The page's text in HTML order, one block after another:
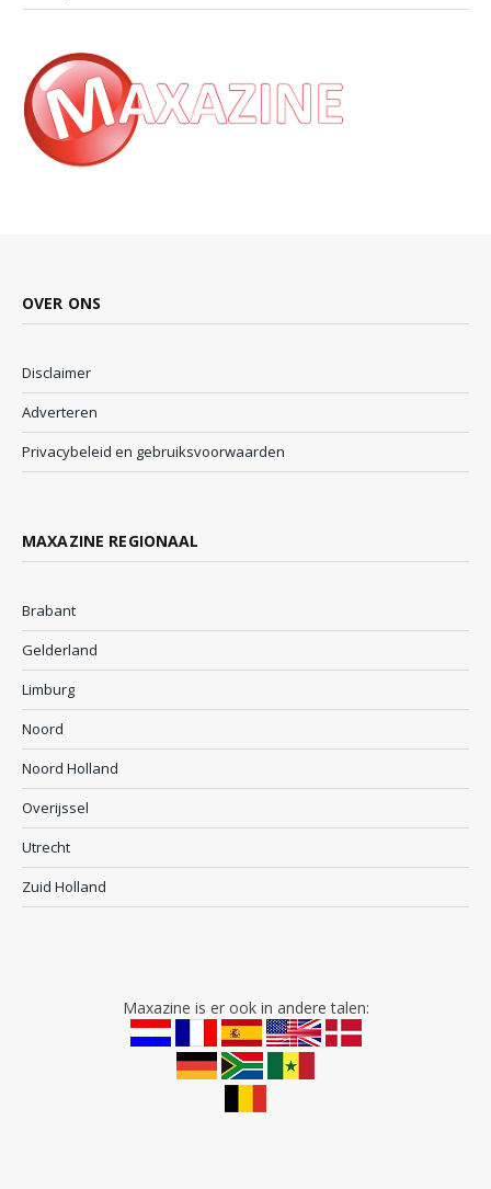
OVER ONS
Disclaimer
Adverteren
Privacybeleid en gebruiksvoorwaarden
MAXAZINE REGIONAAL
Brabant
Gelderland
Limburg
Noord
Noord Holland
Overijssel
Utrecht
Zuid Holland
Maxazine is er ook in andere talen: